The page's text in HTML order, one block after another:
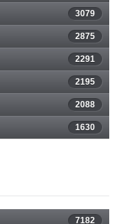
3079
2875
2291
2195
2088
1630
7182